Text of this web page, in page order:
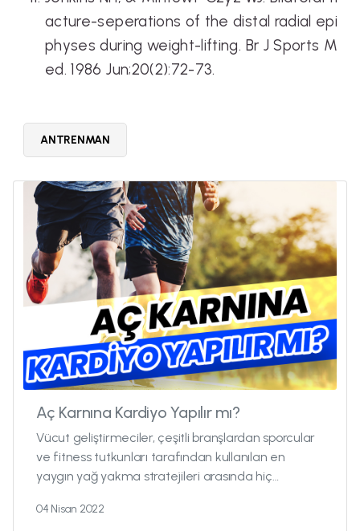
acture-seperations of the distal radial epi
physes during weight-lifting. Br J Sports M
ed. 1986 Jun;20(2):72-73.
ANTRENMAN
Aç Karnına Kardiyo Yapılır mı?
Vücut geliştirmeciler, çeşitli branşlardan sporcular
ve fitness tutkunları tarafından kullanılan en
yaygın yağ yakma stratejileri arasında hiç
04 Nisan 2022